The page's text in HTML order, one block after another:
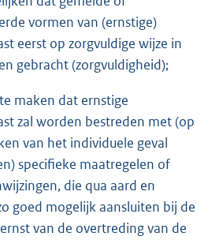
vormen van (ernstige)
eerst op zorgvuldige wijze in
gebracht (zorgvuldigheid);
maken dat ernstige
zal worden bestreden met (op
van het individuele geval
specifieke maatregelen of
die qua aard en
goed mogelijk aansluiten bij de
van de overtreding van de